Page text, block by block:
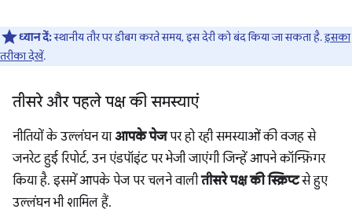
ध्यान दें:स्थानीय तौर पर डीबग करते समय, इस देरी को बंद किया जा सकता है.इसका
तरीका देखें.
तीसरे और पहले पक्ष की समस्याएं
नीतियों के उल्लंघन याआपके पेजपर हो रही समस्याओं की वजह से
जनरेट हुई रिपोर्ट, उन एंडपॉइंट पर भेजी जाएंगी जिन्हें आपने कॉन्फ़िगर
किया है. इसमें आपके पेज पर चलने वालीतीसरे पक्ष की स्क्रिप्टसे हुए
उल्लंघन भी शामिल हैं.